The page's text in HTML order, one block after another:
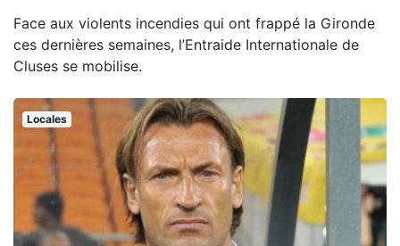
Face aux violents incendies qui ont frappé la Gironde
ces dernières semaines, l’Entraide Internationale de
Cluses se mobilise.
Locales